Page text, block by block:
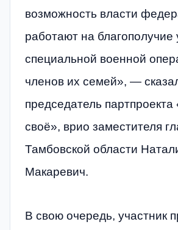
возможность власти
работают на благополучие
специальной военной
членов их семей», —
председатель
своё», врио заместителя
Тамбовской области
Макаревич.
В свою очередь, участник